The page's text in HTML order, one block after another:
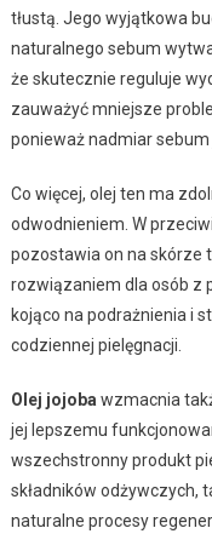
tłustą. Jego wyjątkowa
naturalnego sebum
że skutecznie reguluje
zauważyć mniejsze
ponieważ nadmiar
Co więcej, olej ten ma
odwodnieniem. W
pozostawia on na skórze
rozwiązaniem dla osób z
kojąco na podrażnienia i
codziennej pielęgnacji.
Olej jojoba wzmacnia
jej lepszemu
wszechstronny produkt
składników odżywczych,
naturalne procesy